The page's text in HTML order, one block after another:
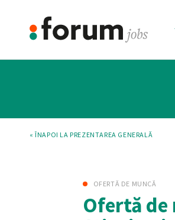
« ÎNAPOI LA PREZENTAREA GENERALĂ
OFERTĂ DE MUNCĂ
Ofertă de